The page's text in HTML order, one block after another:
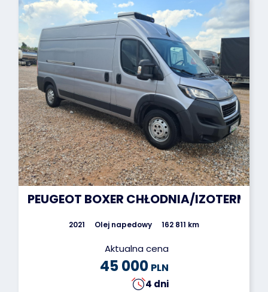
PEUGEOT BOXER CHŁODNIA/IZOTERMA
2021 Olej napedowy 162 811 km
Aktualna cena
45 000 PLN
4 dni